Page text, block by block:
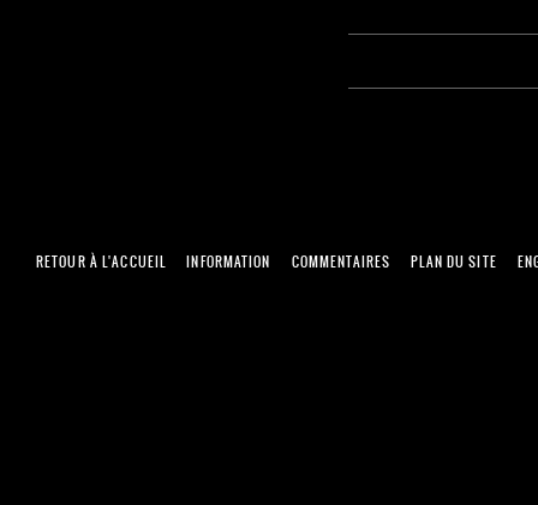
RETOUR À L'ACCUEIL INFORMATION COMMENTAIRES PLAN DU SITE